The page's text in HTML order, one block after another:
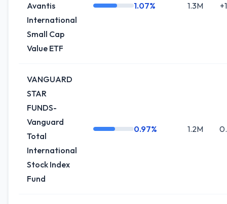
Avantis
International
Small Cap
Value ETF
1.07% 1.3M
VANGUARD
STAR
FUNDS-
Vanguard
Total
International
Stock Index
Fund
0.97% 1.2M